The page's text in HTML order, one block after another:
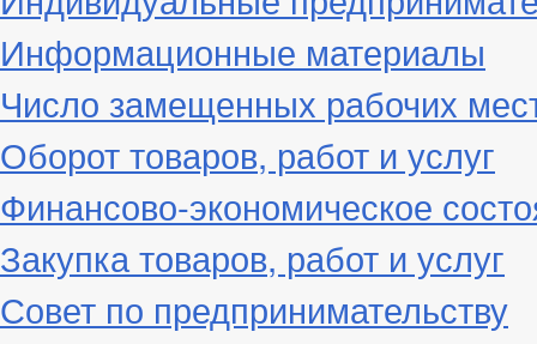
Информационные материалы
Число замещенных рабочих
Оборот товаров, работ и услуг
Финансово-экономическое
Закупка товаров, работ и услуг
Совет по предпринимательству